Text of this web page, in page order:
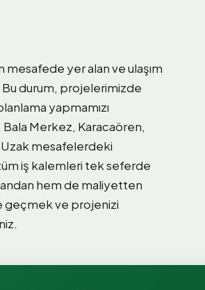
mesafede yer alan ve ulaşım
Bu durum, projelerimizde
yapmamızı
Merkez, Karacaören,
mesafelerdeki
iş kalemleri tek seferde
hem de maliyetten
geçmek ve projenizi